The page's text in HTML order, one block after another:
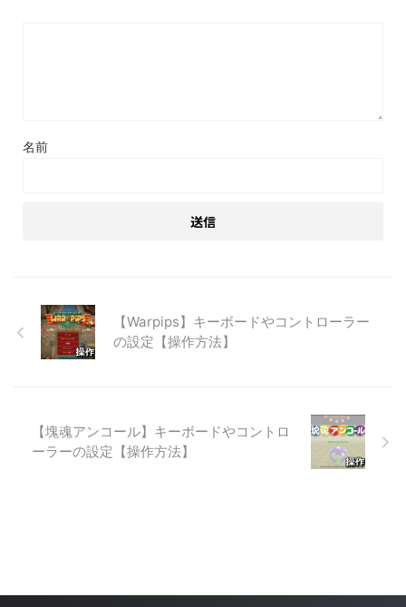
名前
【Warpips】キーボードやコントローラー
の設定【操作方法】
【塊魂アンコール】キーボードやコントロ
ーラーの設定【操作方法】